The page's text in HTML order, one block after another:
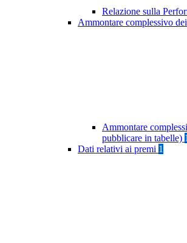
Relazione sulla
Ammontare complessivo
Ammontare
pubblicare in tabelle) 1
Dati relativi ai premi 1